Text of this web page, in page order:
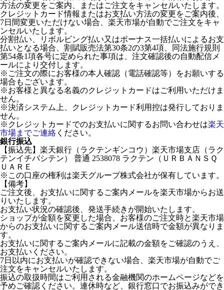
方法の変更をご案内、またはご注文をキャンセルいたします。
クレジットカード情報またはお支払い方法の変更をご案内後、
7日間変更いただけない場合、楽天市場が自動でご注文をキャ
ンセルいたします。
分割払い、リボルビング払い又はボーナス一括払いによるお支
払いとなる場合、割賦販売法第30条2の3第4項、同法施行規則
第54条1項各号に定められた事項は、注文確認後の自動配信メ
ールにより交付します。
※ご注文の際にお客様の本人確認（電話確認等）をお願いする
場合もございます。
※お客様と異なる名義のクレジットカードはご利用いただけま
せん。
※決済システム上、クレジットカード利用控は発行しておりま
せん。
※クレジットカードでのお支払いに関するお問い合わせは楽天
市場までご連絡 ください。
銀行振込
【振込先】楽天銀行（ラクテンギンコウ）楽天市場支店（ラク
テンイチバシテン） 普通 2538078 ラクテン（ＵＲＢＡＮＳＱ
ＵＡＲＥ
※この口座の権利は楽天グループ株式会社が保有しています。
【備考】
ご注文後、お支払いに関するご案内メールを楽天市場からお送
りいたします。
お支払い状況の確認後、発送手続きが開始いたします。
ショップが金額を変更した場合、お客様のご注文時と楽天市場
からのお支払いに関するご案内メール送信時で金額が異なりま
す。
お支払いに関するご案内メールに記載の金額をご確認のうえ、
お支払いください。
7日以内にお支払いが確認できない場合、楽天市場が自動でご
注文をキャンセルいたします。
振込の取扱時間はご利用される金融機関のホームページなどを
予めご確認ください。連休時など、銀行窓口でお振込みができ